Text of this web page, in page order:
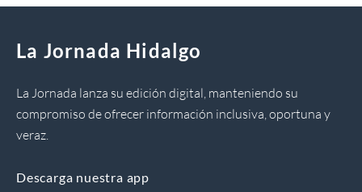
La Jornada Hidalgo
La Jornada lanza su edición digital, manteniendo su
compromiso de ofrecer información inclusiva, oportuna y
veraz.
Descarga nuestra app